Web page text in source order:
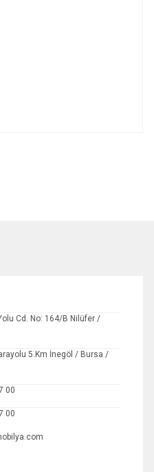
Cd. No: 164/B Nilüfer /
5.Km İnegöl / Bursa /
00
00